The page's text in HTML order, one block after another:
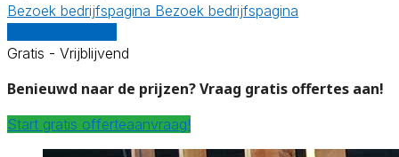
Bezoek bedrijfspagina Bezoek bedrijfspagina
Gratis - Vrijblijvend
Benieuwd naar de prijzen? Vraag gratis offertes aan!
Start gratis offerteaanvraag!